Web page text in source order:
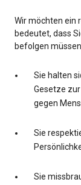
Wir möchten ein
bedeutet, dass
befolgen
Sie halten
Gesetze
gegen
Sie
Sie